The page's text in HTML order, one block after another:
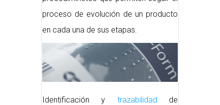
proceso de evolución de un producto
en cada una de sus etapas.
Identificación y trazabilidad de